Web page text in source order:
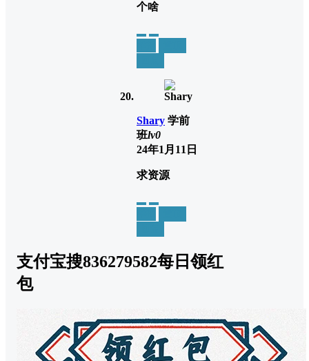
个啥
Shary 学前
班lv0
24年1月11日
求资源
支付宝搜836279582每日领红
包